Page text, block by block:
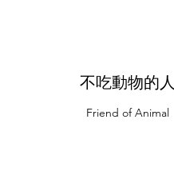
不吃動物的人
Friend of Animal